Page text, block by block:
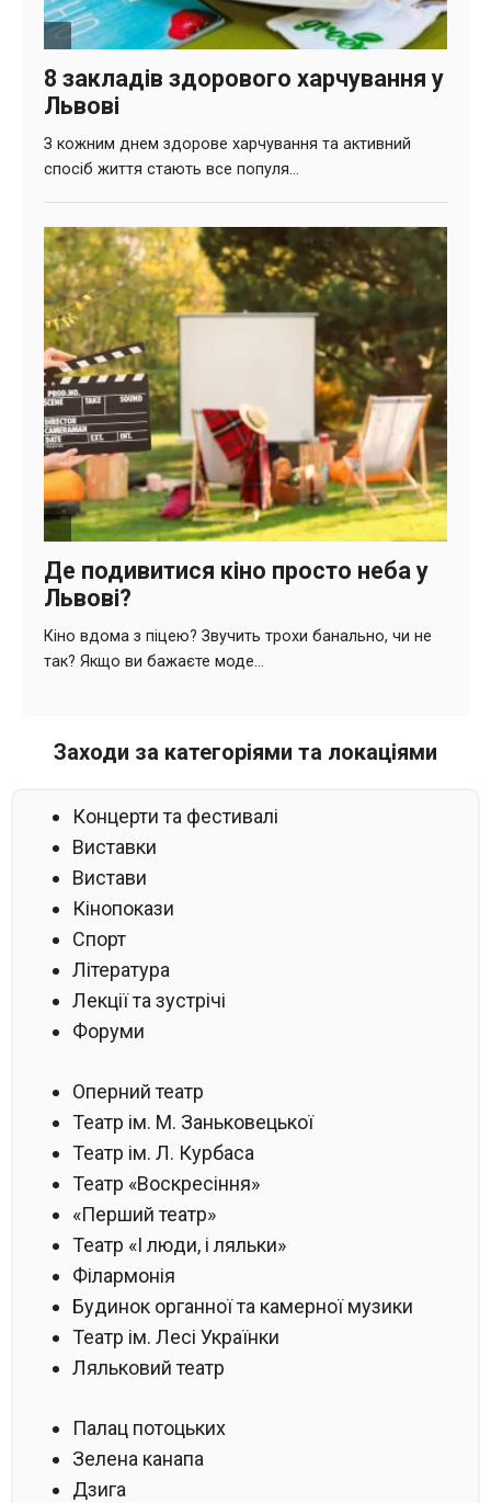
Заходи за категоріями та локаціями
Концерти та фестивалі
Виставки
Вистави
Кінопокази
Спорт
Література
Лекції та зустрічі
Форуми
Оперний театр
Театр ім. М. Заньковецької
Театр ім. Л. Курбаса
Театр «Воскресіння»
«Перший театр»
Театр «І люди, і ляльки»
Філармонія
Будинок органної та камерної музики
Театр ім. Лесі Українки
Ляльковий театр
Палац потоцьких
Зелена канапа
Дзига